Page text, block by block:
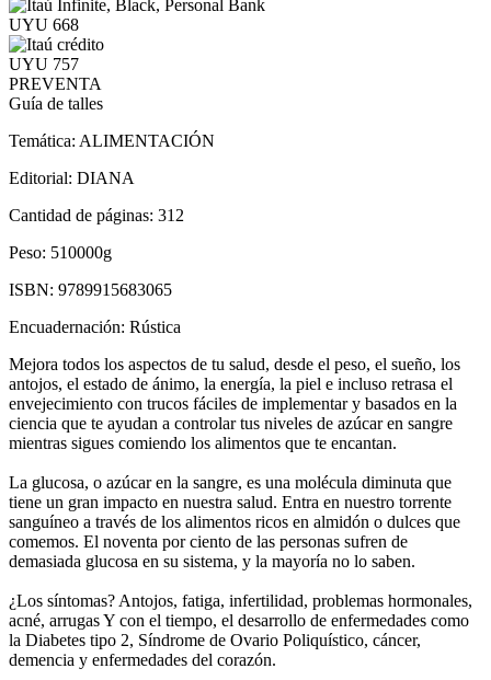
UYU 668
UYU 757
PREVENTA
Guía de talles
Temática: ALIMENTACIÓN
Editorial: DIANA
Cantidad de páginas: 312
Peso: 510000g
ISBN: 9789915683065
Encuadernación: Rústica
Mejora todos los aspectos de tu salud, desde el peso, el sueño, los
antojos, el estado de ánimo, la energía, la piel e incluso retrasa el
envejecimiento con trucos fáciles de implementar y basados en la
ciencia que te ayudan a controlar tus niveles de azúcar en sangre
mientras sigues comiendo los alimentos que te encantan.
La glucosa, o azúcar en la sangre, es una molécula diminuta que
tiene un gran impacto en nuestra salud. Entra en nuestro torrente
sanguíneo a través de los alimentos ricos en almidón o dulces que
comemos. El noventa por ciento de las personas sufren de
demasiada glucosa en su sistema, y la mayoría no lo saben.
¿Los síntomas? Antojos, fatiga, infertilidad, problemas hormonales,
acné, arrugas Y con el tiempo, el desarrollo de enfermedades como
la Diabetes tipo 2, Síndrome de Ovario Poliquístico, cáncer,
demencia y enfermedades del corazón.